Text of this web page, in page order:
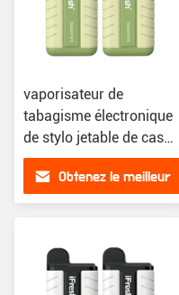
vaporisateur de
tabagisme électronique
de stylo jetable de cas
de vape de cosse d'air
Obtenez le meilleur